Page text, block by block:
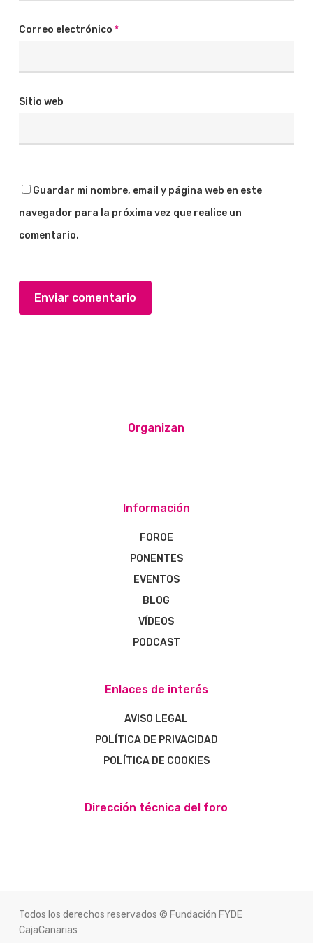
Correo electrónico *
Sitio web
Guardar mi nombre, email y página web en este
navegador para la próxima vez que realice un
comentario.
Organizan
Información
FOROE
PONENTES
EVENTOS
BLOG
VÍDEOS
PODCAST
Enlaces de interés
AVISO LEGAL
POLÍTICA DE PRIVACIDAD
POLÍTICA DE COOKIES
Dirección técnica del foro
Todos los derechos reservados © Fundación FYDE
CajaCanarias